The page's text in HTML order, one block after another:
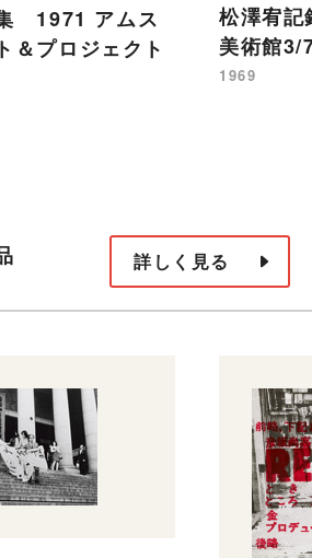
1971 アムス
プロジェクト
松澤宥
美術館3/
1969
詳しく見る